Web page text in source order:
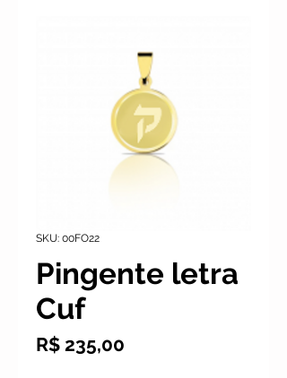
SKU: 00FO22
Pingente letra
Cuf
R$ 235,00